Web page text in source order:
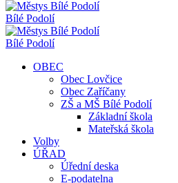
Bílé Podolí
Bílé Podolí
OBEC
Obec Lovčice
Obec Zaříčany
ZŠ a MŠ Bílé Podolí
Základní škola
Mateřská škola
Volby
ÚŘAD
Úřední deska
E-podatelna